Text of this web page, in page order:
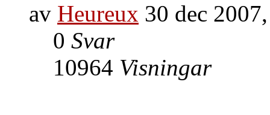
av Heureux 30 dec
0 Svar
10964 Visningar